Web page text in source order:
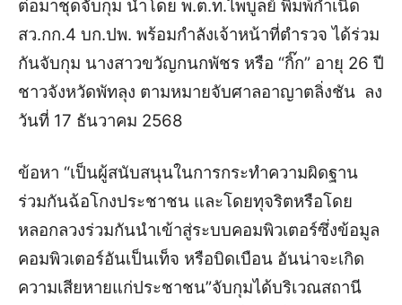
ต่อมาชุดจับกุม นำโดย พ.ต.ท.ไพบูลย์ พิมพ์กำเนิด
สว.กก.4 บก.ปพ. พร้อมกำลังเจ้าหน้าที่ตำรวจ ได้ร่วม
กันจับกุม นางสาวขวัญกนกพัชร หรือ “กิ๊ก” อายุ 26 ปี
ชาวจังหวัดพัทลุง ตามหมายจับศาลอาญาตลิ่งชัน ลง
วันที่ 17 ธันวาคม 2568
ข้อหา “เป็นผู้สนับสนุนในการกระทำความผิดฐาน
ร่วมกันฉ้อโกงประชาชน และโดยทุจริตหรือโดย
หลอกลวงร่วมกันนำเข้าสู่ระบบคอมพิวเตอร์ซึ่งข้อมูล
คอมพิวเตอร์อันเป็นเท็จ หรือบิดเบือน อันน่าจะเกิด
ความเสียหายแก่ประชาชน”จับกุมได้บริเวณสถานี